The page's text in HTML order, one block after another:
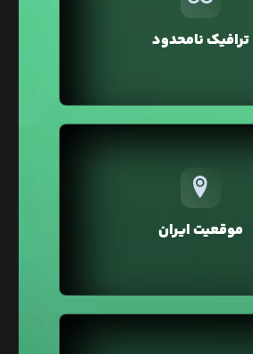
ترافیک نامحدود
به صورت نامحدود در نظر گرفته شده
بدون صرف هزینه اضافه، ترافیک
برای وبسایت خود داشته باشید.
موقعیت ایران
لیارا در موقعیت ایران ارائه
با موقعیت خارج، خطر تحریم و
بر اثر نرخ دلار را نخواهند داشت.
ایران به دلیل پینگ پایین، سرعت